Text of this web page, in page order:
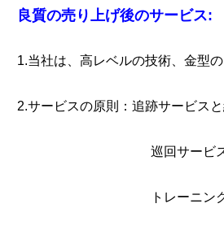
良質の売り上げ後のサービス:
1.当社は、高レベルの技術、金型
2.サービスの原則：追跡サービス
巡回サービスと連動し
トレーニングの保証と